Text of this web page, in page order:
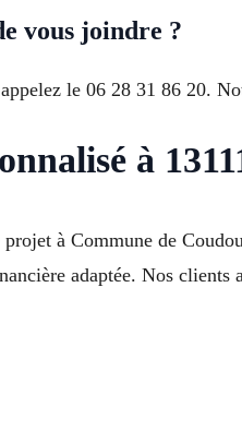
vous joindre ?
le 06 28 31 86 20.
à
à Commune de
adaptée. Nos clients